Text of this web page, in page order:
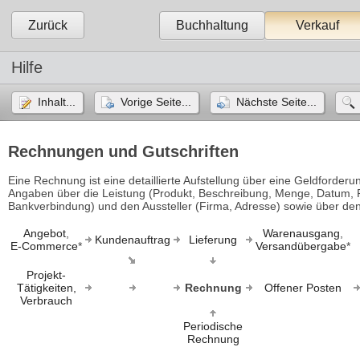
Zurück Buchhaltung Verkauf
Hilfe
Inhalt... Vorige Seite... Nächste Seite...
Rechnungen und Gutschriften
Eine Rechnung ist eine detaillierte Aufstellung über eine
Angaben über die Leistung (Produkt, Beschreibung, Menge,
Bankverbindung) und den Aussteller (Firma, Adresse) sowie über
Angebot
E-Commerce* Kundenauftrag Lieferung Warenausgang
Versandübergabe*
Projekt-
Tätigkeiten,
Verbrauch
Rechnung Offener Posten
Periodische
Rechnung